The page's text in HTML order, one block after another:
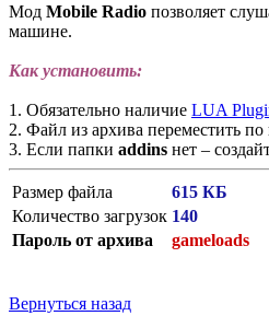
Мод Mobile Radio позволяет
машине.
Как установить:
1. Обязательно наличие LUA
2. Файл из архива переместить по
3. Если папки addins нет –
Размер файла
615 КБ
Количество загрузок 140
Пароль от архива
gameloads
Вернуться назад